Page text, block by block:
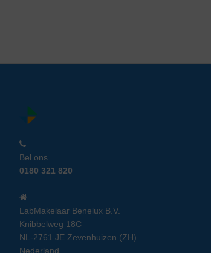
Bel ons
0180 321 820
LabMakelaar Benelux B.V.
Knibbelweg 18C
NL-2761 JE Zevenhuizen (ZH)
Nederland